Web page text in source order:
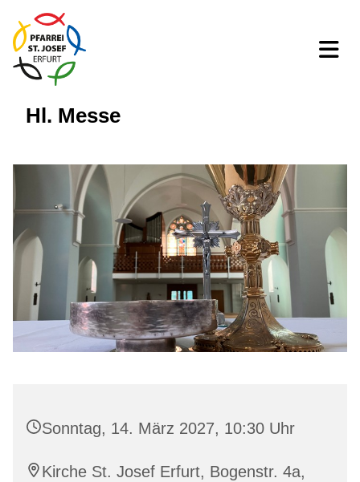
Hl. Messe
Sonntag, 14. März 2027, 10:30 Uhr
Kirche St. Josef Erfurt, Bogenstr. 4a,